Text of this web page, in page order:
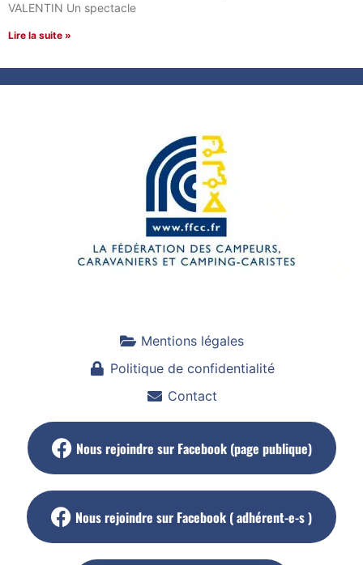
VALENTIN Un spectacle
Lire la suite »
Mentions légales
Politique de confidentialité
Contact
Nous rejoindre sur Facebook (page publique)
Nous rejoindre sur Facebook ( adhérent-e-s )